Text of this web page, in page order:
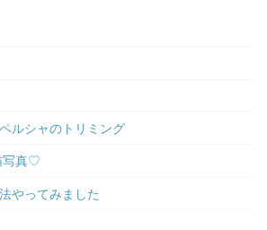
ルシャのトリミング
写真♡
やってみました